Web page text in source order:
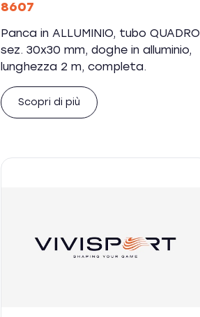
8607
Panca in ALLUMINIO, tubo QUADRO
sez. 30x30 mm, doghe in alluminio,
lunghezza 2 m, completa.
Scopri di più